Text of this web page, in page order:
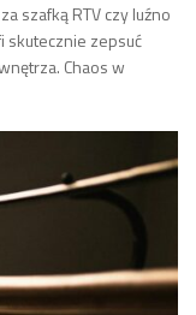
szafką RTV czy luźno
skutecznie zepsuć
Chaos w